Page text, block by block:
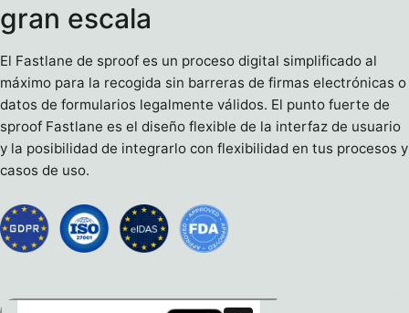
gran escala
El Fastlane de sproof es un proceso digital simplificado al
máximo para la recogida sin barreras de firmas electrónicas o
datos de formularios legalmente válidos. El punto fuerte de
sproof Fastlane es el diseño flexible de la interfaz de usuario
y la posibilidad de integrarlo con flexibilidad en tus procesos y
casos de uso.